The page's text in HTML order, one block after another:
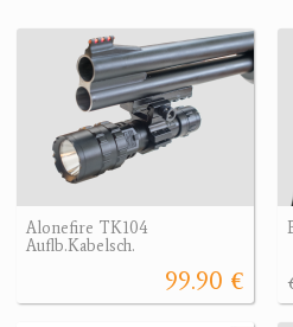
Alonefire TK104
Auflb.Kabelsch.
99.90 €